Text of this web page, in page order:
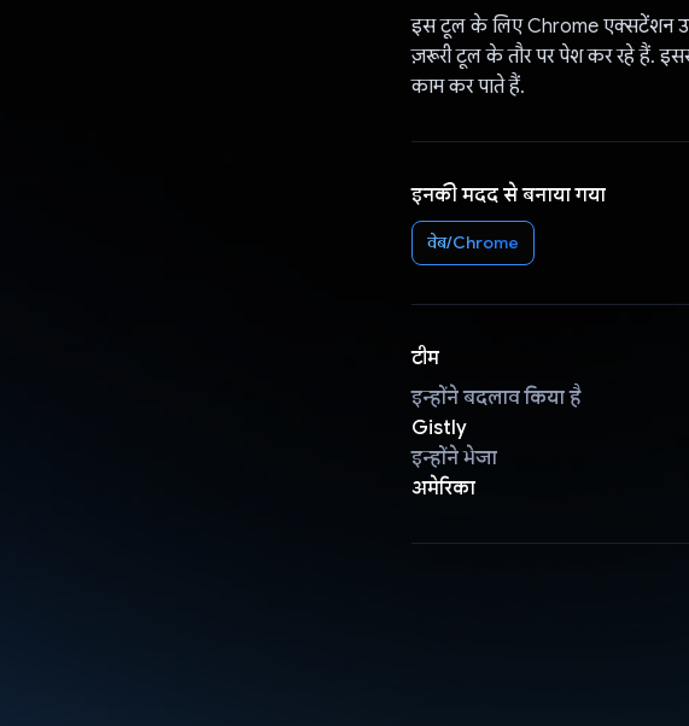
इस टूल के लिए Chrome एक्सटेंशन
ज़रूरी टूल के तौर पर पेश कर रहे हैं.
काम कर पाते हैं.
इनकी मदद से बनाया गया
वेब/Chrome
टीम
इन्होंने बदलाव किया है
Gistly
इन्होंने भेजा
अमेरिका